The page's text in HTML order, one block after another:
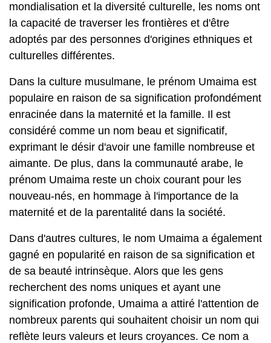
mondialisation et la diversité culturelle, les noms ont
la capacité de traverser les frontières et d'être
adoptés par des personnes d'origines ethniques et
culturelles différentes.
Dans la culture musulmane, le prénom Umaima est
populaire en raison de sa signification profondément
enracinée dans la maternité et la famille. Il est
considéré comme un nom beau et significatif,
exprimant le désir d'avoir une famille nombreuse et
aimante. De plus, dans la communauté arabe, le
prénom Umaima reste un choix courant pour les
nouveau-nés, en hommage à l'importance de la
maternité et de la parentalité dans la société.
Dans d'autres cultures, le nom Umaima a également
gagné en popularité en raison de sa signification et
de sa beauté intrinsèque. Alors que les gens
recherchent des noms uniques et ayant une
signification profonde, Umaima a attiré l'attention de
nombreux parents qui souhaitent choisir un nom qui
reflète leurs valeurs et leurs croyances. Ce nom a